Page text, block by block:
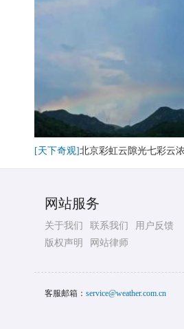
[天下奇观]北京彩虹云隙光七彩云
网站服务
关于我们 联系我们
用户反馈
版权声明
网站律师
客服邮箱： service@weather.com.cn